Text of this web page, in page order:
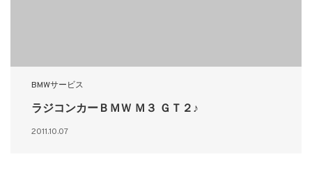
BMWサービス
ラジコンカーＢＭＷ Ｍ３ ＧＴ２♪
2011.10.07